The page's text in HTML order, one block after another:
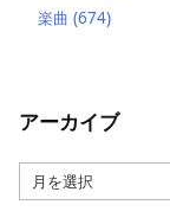
楽曲 (674)
アーカイブ
ー